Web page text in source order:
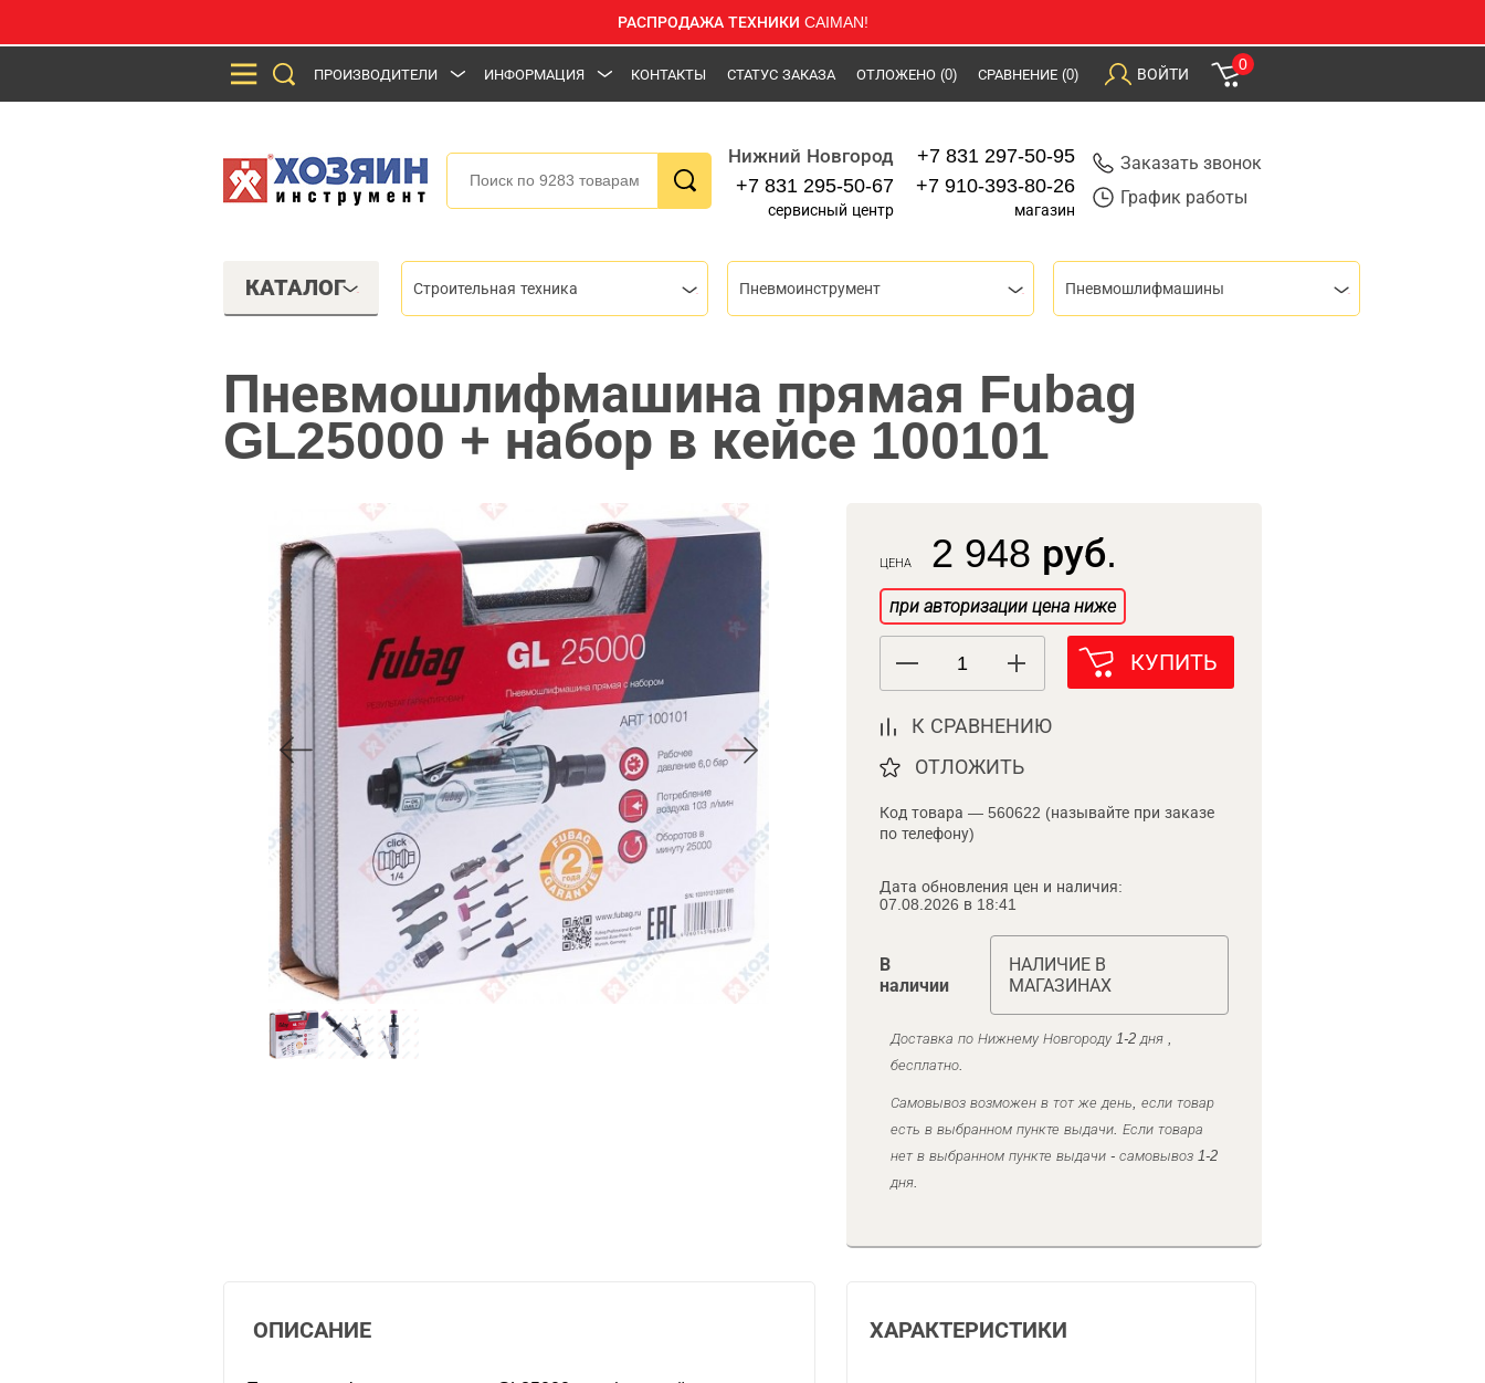
РАСПРОДАЖА ТЕХНИКИ CAIMAN!
ПРОИЗВОДИТЕЛИ ИНФОРМАЦИЯ КОНТАКТЫ СТАТУС ЗАКАЗА ОТЛОЖЕНО (0) СРАВНЕНИЕ (0) ВОЙТИ
0
Нижний Новгород
+7 831 295-50-67
сервисный центр
+7 831 297-50-95
+7 910-393-80-26
магазин
Заказать звонок
График работы
КАТАЛОГ Строительная техника Пневмоинструмент Пневмошлифмашины
Пневмошлифмашина прямая Fubag
GL25000 + набор в кейсе 100101
ЦЕНА 2 948 руб.
при авторизации цена ниже
КУПИТЬ
К СРАВНЕНИЮ
ОТЛОЖИТЬ
Код товара — 560622 (называйте при заказе
по телефону)
Дата обновления цен и наличия:
07.08.2026 в 18:41
В
наличии
НАЛИЧИЕ В
МАГАЗИНАХ
Доставка по Нижнему Новгороду 1-2 дня ,
бесплатно.
Самовывоз возможен в тот же день, если товар
есть в выбранном пункте выдачи. Если товара
нет в выбранном пункте выдачи - самовывоз 1-2
дня.
ХАРАКТЕРИСТИКИ
ОПИСАНИЕ